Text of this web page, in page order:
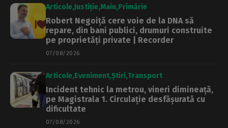
Articole Justiție Main Primărie
Robert Negoiță cere voie de la DNA să
repare, din bani publici, drumuri construite
pe proprietăți private | Recorder
07/08/2026
Articole Eveniment Știri Transport
Incident tehnic la metrou, vineri dimineață,
pe Magistrala 1. Circulație desfășurată cu
dificultate
07/08/2026